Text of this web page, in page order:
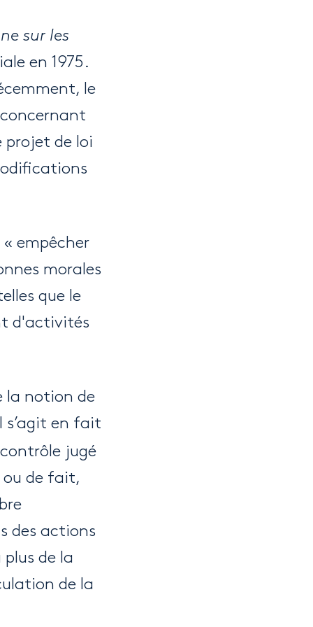
sur les
en 1975.
le
projet de loi
« empêcher
morales
que le
d'activités
la notion de
s’agit en fait
jugé
ou de fait,
des actions
de la
de la